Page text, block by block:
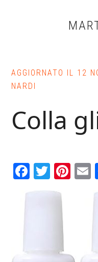
AGGIORNATO IL 12
NARDI
Colla
Facebook
Twitter